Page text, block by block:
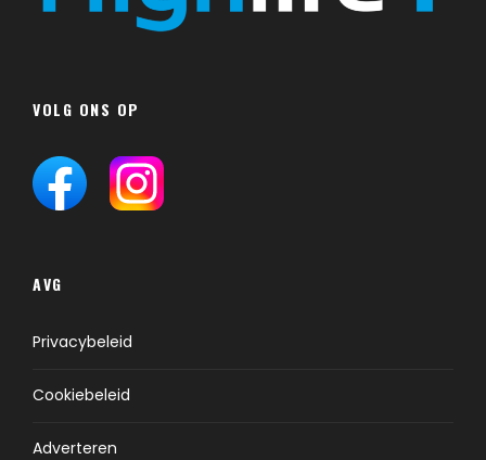
VOLG ONS OP
AVG
Privacybeleid
Cookiebeleid
Adverteren